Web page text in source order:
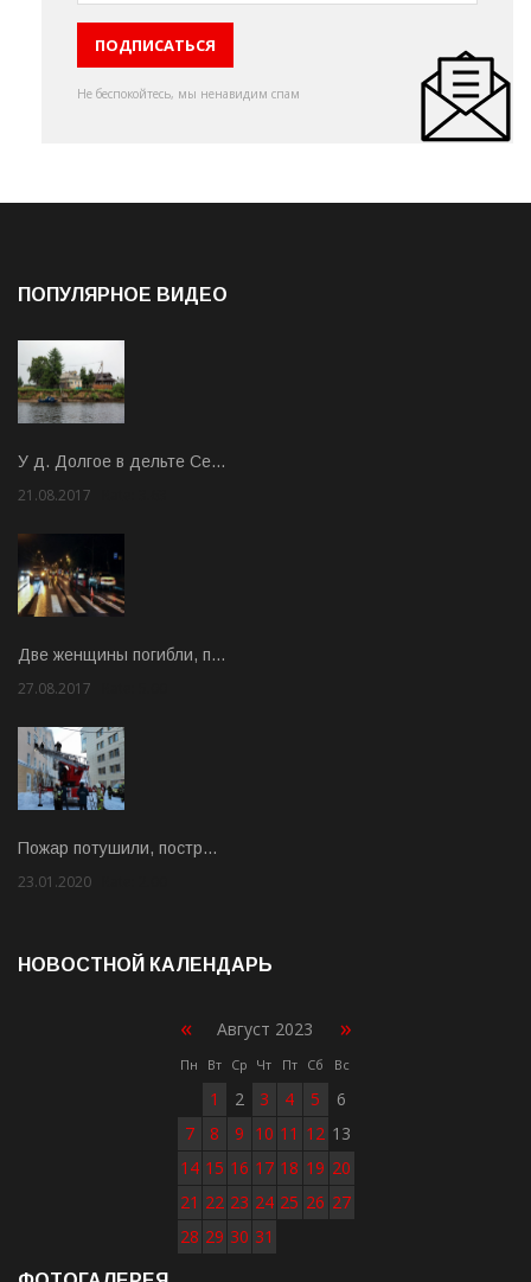
Не беспокойтесь, мы ненавидим спам
ПОПУЛЯРНОЕ ВИДЕО
У д. Долгое в дельте Се…
21.08.2017
Две женщины погибли, п…
27.08.2017
Пожар потушили, постр…
23.01.2020
НОВОСТНОЙ КАЛЕНДАРЬ
« Август 2023 »
Пн Вт Ср Чт Пт Сб Вс
1 2 3 4 5
6
7
8 9 10 11 12 13
14 15 16 17 18 19 20
21 22 23 24 25 26 27
28 29 30 31